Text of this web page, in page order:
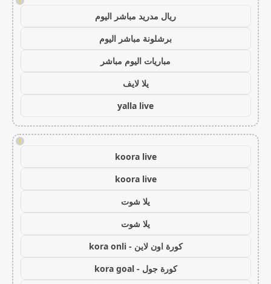
ريال مدريد مباشر اليوم
برشلونة مباشر اليوم
مباريات اليوم مباشر
يلا لايف
yalla live
!
koora live
koora live
يلا شوت
يلا شوت
كورة اون لاين - kora onli
كورة جول - kora goal